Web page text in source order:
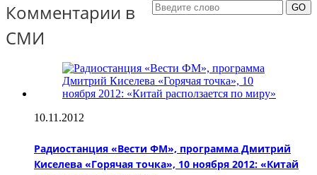
Комментарии в
СМИ
10.11.2012
Радиостанция «Вести ФМ», программа Дмитрий
Киселева «Горячая точка», 10 ноября 2012: «Китай